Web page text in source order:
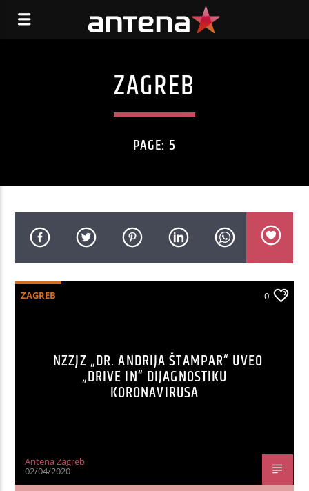
ZAGREB
PAGE: 5
ZAGREB 0
NZZJZ „DR. ANDRIJA ŠTAMPAR“ UVEO
„DRIVE IN“ DIJAGNOSTIKU
KORONAVIRUSA
Antena Zagreb
02/04/2020